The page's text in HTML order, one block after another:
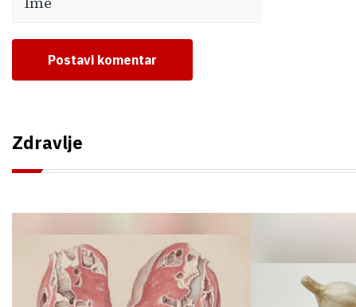
Postavi komentar
Zdravlje